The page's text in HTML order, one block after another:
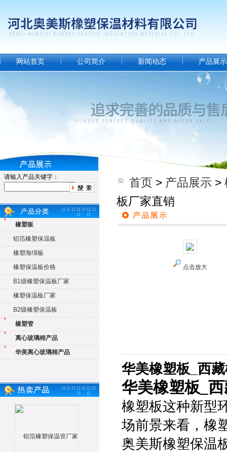
网站首页 公司简介 新闻动态 产品展示
请输入产品关键字：
橡塑板
铝箔橡塑保温板
橡塑海绵板
橡塑保温板价格
B1级橡塑保温板厂家
橡塑保温板厂家
B2级橡塑保温板
橡塑管
离心玻璃棉产品
华美离心玻璃棉产品
首页 > 产品展示 >
板厂家直销
点击放大
华美橡塑板_西
华美橡塑板_
橡塑板这种新型
场前景来看，橡
奥美斯橡塑保温